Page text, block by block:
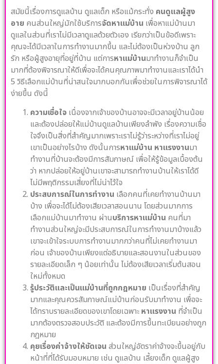
สมัยนี้เรื่องการดูแลบ้าน ดูแลเด็ก หรือแม้กระทั่ง คนดูแลผู้สูง
อาย คนส่วนใหญ่มักใช้บริการจัดหาแม่บ้าน เพื่อหาแม่บ้านมา
ดูแลในส่วนที่เราไม่มีเวลาดูแลด้วยตัวเอง เรียกว่าเป็นข้อดีเพราะ
คุณจะได้มีเวลาในการทำงานมากขึ้น และไม่ต้องเป็นห่วงบ้าน ลูก
รัก หรือผู้สูงอายุที่อยู่ที่บ้าน แต่การหาแม่บ้านมาทำงานก็จำเป็น
มากที่ต้องพิจารณาให้ดีเพื่อจะได้คนคุณภาพมาทำงานและเราได้นำ
5 วิธีเลือกแม่บ้านที่น่าสนใจมากบอกกันเพื่อช่วยในการพิจารณาได้
ง่ายขึ้น ดังนี้
ความเชื่อใจ เนื่องจากเจ้าของบ้านอาจจะมีเวลาอยู่บ้านน้อย
และต้องปล่อยให้แม่บ้านดูแลบ้านเพียงลำพัง เรื่องความเชื่อ
ใจจึงเป็นสิ่งที่สำคัญมากเพราะเราไม่รู้ว่าระหว่างที่เราไม่อยู่
เขาเป็นอย่างไรบ้าง ดังนั้นการหาแม่บ้าน หาแรงงานมา
ทำงานที่บ้านจะต้องมีการสัมภาษณ์ เพื่อให้รู้ข้อมูลเบื้องต้น
ว่า หากปล่อยให้อยู่บ้านเขาจะสามารถทำงานบ้านให้เราได้ดี
ไม่มีพฤติกรรมเสี่ยงที่ไม่น่าไว้ใจ
ประสบการณ์ในการทำงาน เลือกคนที่เคยทำงานบ้านมา
บ้าง เพื่อจะได้ไม่ต้องเสียเวลาสอนนาน โดยส่วนมากการ
เลือกแม่บ้านมาทำงาน ผ่านบริการหาแม่บ้าน คนที่มา
ทำงานส่วนใหญ่จะมีประสบการณ์ในการทำงานมาบ้างแล้ว
เขาจะเข้าใจระบบการทำงานมากกว่าคนที่ไม่เคยทำงานมา
ก่อน เจ้าของบ้านเพียงแต่อธิบายและสอนงานในส่วนของ
รายละเอียดเล็ก ๆ น้อยเท่านั้น ไม่ต้องเสียเวลาเริ่มต้นสอน
ใหม่ทั้งหมด
รู้ประวัติและเป็นแม่บ้านที่ถูกกฎหมาย เป็นเรื่องที่สำคัญ
มากและคุณควรสัมภาษณ์แม่บ้านก่อนรับมาทำงาน เพื่อจะ
ได้ทราบรายละเอียดของเขาโดยเฉพาะ หาแรงงาน ที่จำเป็น
มากต้องตรวจสอบประวัติ และต้องมีการขึ้นทะเบียนอย่างถูก
กฎหมาย
คุยเรื่องค่าจ้างให้ชัดเจน ส่วนใหญ่อัตราค่าจ้างจะขึ้นอยู่กับ
หน้าที่ที่ได้รับมอบหมาย เช่น ดูแลบ้าน เลี้ยงเด็ก ดูแลผู้สูง